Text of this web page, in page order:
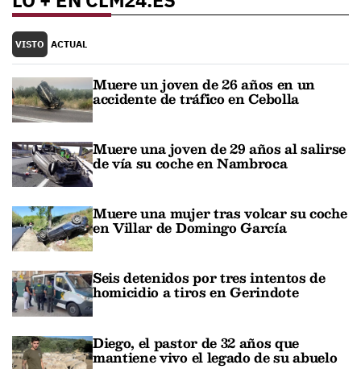
VISTO ACTUAL
Muere un joven de 26 años en un
accidente de tráfico en Cebolla
Muere una joven de 29 años al salirse
de vía su coche en Nambroca
Muere una mujer tras volcar su coche
en Villar de Domingo García
Seis detenidos por tres intentos de
homicidio a tiros en Gerindote
Diego, el pastor de 32 años que
mantiene vivo el legado de su abuelo